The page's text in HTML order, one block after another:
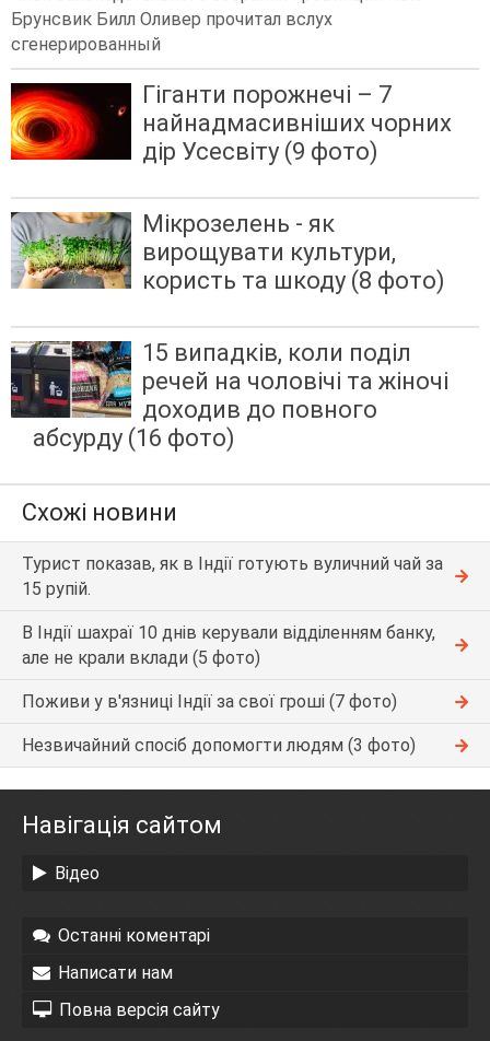
Брунсвик Билл Оливер прочитал вслух
сгенерированный
Гіганти порожнечі – 7
найнадмасивніших чорних
дір Усесвіту (9 фото)
Мікрозелень - як
вирощувати культури,
користь та шкоду (8 фото)
15 випадків, коли поділ
речей на чоловічі та жіночі
доходив до повного
абсурду (16 фото)
Схожі новини
Турист показав, як в Індії готують вуличний чай за
15 рупій.
В Індії шахраї 10 днів керували відділенням банку,
але не крали вклади (5 фото)
Поживи у в'язниці Індії за свої гроші (7 фото)
Незвичайний спосіб допомогти людям (3 фото)
Навігація сайтом
Відео
Останні коментарі
Написати нам
Повна версія сайту